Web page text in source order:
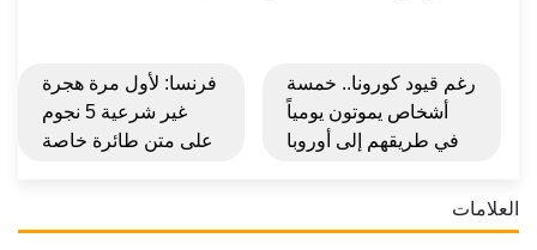
رغم قيود كورونا.. خمسة
أشخاص يموتون يومياً
في طريقهم إلى أوروبا
فرنسا: لأول مرة هجرة
غير شرعية 5 نجوم
على متن طائرة خاصة
العلامات